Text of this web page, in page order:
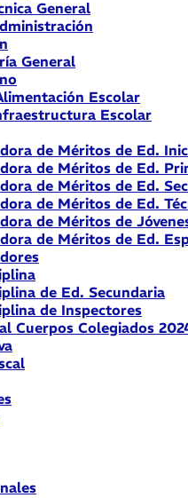
General
General
Escolar
Escolar
de Méritos de Ed.
de Méritos de Ed.
de Méritos de Ed.
de Méritos de Ed.
de Méritos de
de Méritos de Ed.
de Ed. Secundaria
de Inspectores
Cuerpos Colegiados